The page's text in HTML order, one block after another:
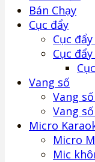
Bán Chạy
Cục đẩy
Cục
Cục
Vang số
Vang
Vang
Micro
Micro
Mic